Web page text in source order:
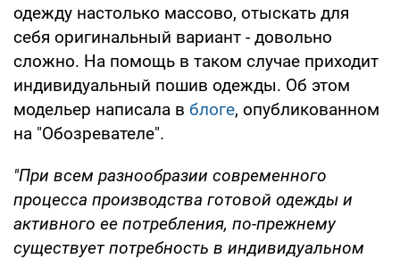
одежду настолько массово, отыскать для
себя оригинальный вариант - довольно
сложно. На помощь в таком случае приходит
индивидуальный пошив одежды. Об этом
модельер написала в блоге, опубликованном
на "Обозревателе".
"При всем разнообразии современного
процесса производства готовой одежды и
активного ее потребления, по-прежнему
существует потребность в индивидуальном